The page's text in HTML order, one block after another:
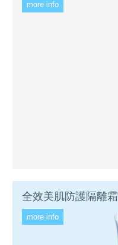
more info
全效美肌防護隔離霜
more info